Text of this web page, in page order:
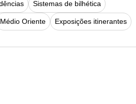
Sistemas de bilhética
Médio Oriente Exposições itinerantes